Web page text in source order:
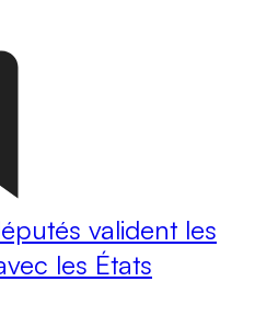
valident les
les États